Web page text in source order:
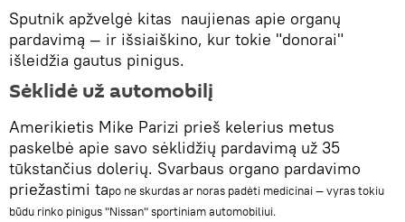
Sputnik apžvelgė kitas naujienas apie organų
pardavimą — ir išsiaiškino, kur tokie "donorai"
išleidžia gautus pinigus.
Sėklidė už automobilį
Amerikietis Mike Parizi prieš kelerius metus
paskelbė apie savo sėklidžių pardavimą už 35
tūkstančius dolerių. Svarbaus organo pardavimo
priežastimi tapo ne skurdas ar noras padėti medicinai — vyras tokiu
būdu rinko pinigus "Nissan" sportiniam automobiliui.